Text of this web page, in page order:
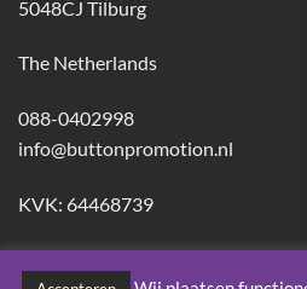
5048CJ Tilburg
The Netherlands
088-0402998
info@buttonpromotion.nl
KVK: 64468739